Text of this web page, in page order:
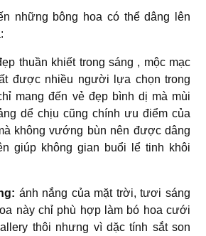
những bông hoa có thể dâng lên
thuần khiết trong sáng , mộc mạc
được nhiều người lựa chọn trong
mang đến vẻ đẹp bình dị mà mùi
dể chịu cũng chính ưu điểm của
không vướng bùn nên được dâng
giúp không gian buổi lể tinh khôi
ánh nắng của mặt trời, tươi sáng
này chỉ phù hợp làm bó hoa cưới
thôi nhưng vì dặc tính sắt son